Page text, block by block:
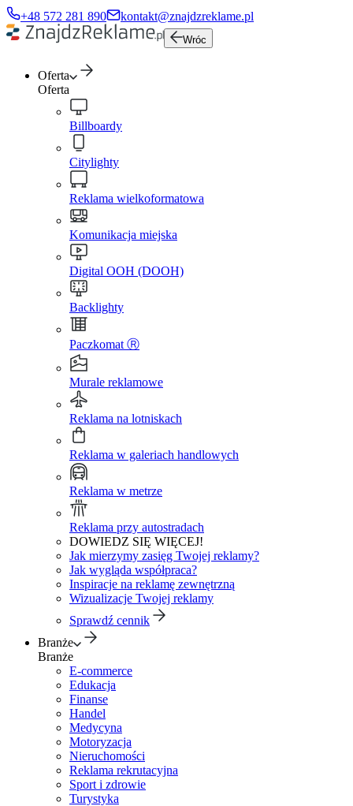
+48 572 281 890 kontakt@znajdzreklame.pl
Wróc
Oferta
Oferta
Billboardy
Citylighty
Reklama wielkoformatowa
Komunikacja miejska
Digital OOH (DOOH)
Backlighty
Paczkomat Ⓡ
Murale reklamowe
Reklama na lotniskach
Reklama w galeriach handlowych
Reklama w metrze
Reklama przy autostradach
DOWIEDZ SIĘ WIĘCEJ!
Jak mierzymy zasięg Twojej reklamy?
Jak wygląda współpraca?
Inspiracje na reklamę zewnętrzną
Wizualizacje Twojej reklamy
Sprawdź cennik
Branże
Branże
E-commerce
Edukacja
Finanse
Handel
Medycyna
Motoryzacja
Nieruchomości
Reklama rekrutacyjna
Sport i zdrowie
Turystyka